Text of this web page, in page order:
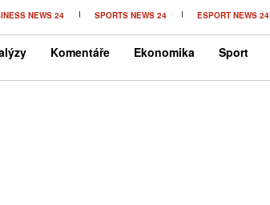
NEWS 24 SPORTS NEWS 24 ESPORT NEWS 24
Komentáře Ekonomika Sport